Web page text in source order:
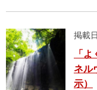
掲載
「
ネル
示）